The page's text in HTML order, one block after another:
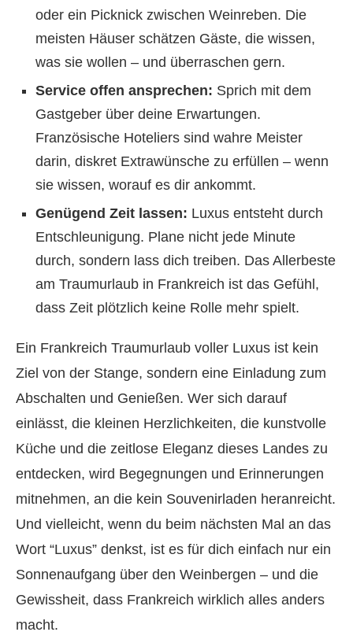
oder ein Picknick zwischen Weinreben. Die
meisten Häuser schätzen Gäste, die wissen,
was sie wollen – und überraschen gern.
Service offen ansprechen: Sprich mit dem
Gastgeber über deine Erwartungen.
Französische Hoteliers sind wahre Meister
darin, diskret Extrawünsche zu erfüllen – wenn
sie wissen, worauf es dir ankommt.
Genügend Zeit lassen: Luxus entsteht durch
Entschleunigung. Plane nicht jede Minute
durch, sondern lass dich treiben. Das Allerbeste
am Traumurlaub in Frankreich ist das Gefühl,
dass Zeit plötzlich keine Rolle mehr spielt.
Ein Frankreich Traumurlaub voller Luxus ist kein
Ziel von der Stange, sondern eine Einladung zum
Abschalten und Genießen. Wer sich darauf
einlässt, die kleinen Herzlichkeiten, die kunstvolle
Küche und die zeitlose Eleganz dieses Landes zu
entdecken, wird Begegnungen und Erinnerungen
mitnehmen, an die kein Souvenirladen heranreicht.
Und vielleicht, wenn du beim nächsten Mal an das
Wort “Luxus” denkst, ist es für dich einfach nur ein
Sonnenaufgang über den Weinbergen – und die
Gewissheit, dass Frankreich wirklich alles anders
macht.